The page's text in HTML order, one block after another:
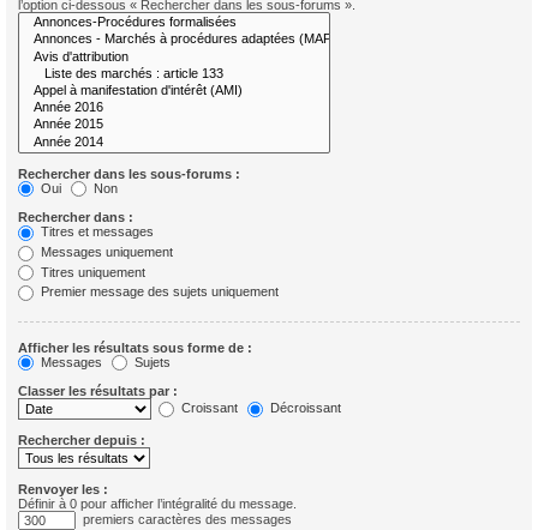
l’option ci-dessous « Rechercher dans les sous-forums ».
Rechercher dans les sous-forums :
Oui
Non
Rechercher dans :
Titres et messages
Messages uniquement
Titres uniquement
Premier message des sujets uniquement
Afficher les résultats sous forme de :
Messages
Sujets
Classer les résultats par :
Croissant
Décroissant
Rechercher depuis :
Renvoyer les :
Définir à 0 pour afficher l’intégralité du message.
premiers caractères des messages